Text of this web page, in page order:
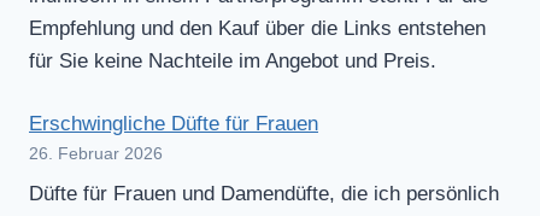
Empfehlung und den Kauf über die Links entstehen
für Sie keine Nachteile im Angebot und Preis.
Erschwingliche Düfte für Frauen
26. Februar 2026
Düfte für Frauen und Damendüfte, die ich persönlich